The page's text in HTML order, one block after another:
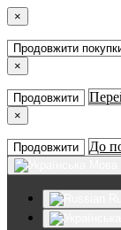
×
Продовжити
×
Продовжити
×
Продовжити До